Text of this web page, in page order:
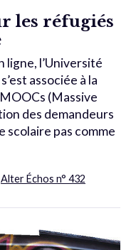
les réfugiés
ligne, l’Université
associée à la
(Massive
des demandeurs
scolaire pas comme
Alter Échos n° 432